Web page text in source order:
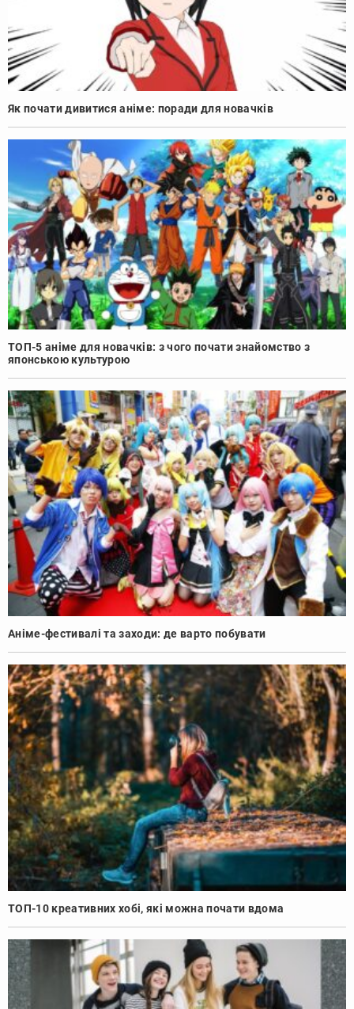
Як почати дивитися аніме: поради для новачків
ТОП-5 аніме для новачків: з чого почати знайомство з
японською культурою
Аніме-фестивалі та заходи: де варто побувати
ТОП-10 креативних хобі, які можна почати вдома